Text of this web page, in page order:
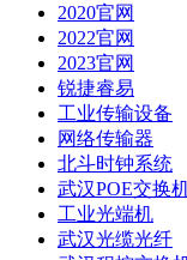
2020官网
2022官网
2023官网
锐捷睿易
工业传输设备
网络传输器
北斗时钟系统
武汉POE交换
工业光端机
武汉光缆光纤